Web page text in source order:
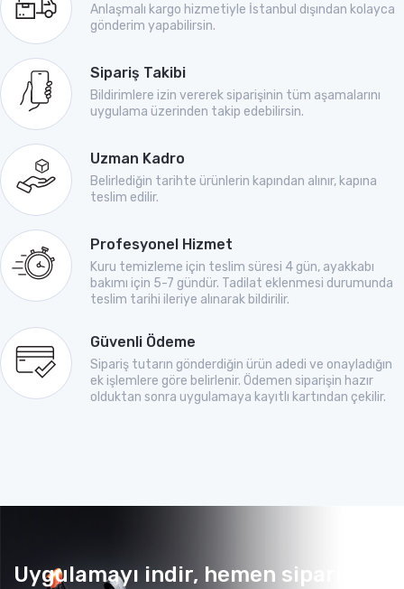
Anlaşmalı kargo hizmetiyle İstanbul dışından kolayca
gönderim yapabilirsin.
Sipariş Takibi
Bildirimlere izin vererek siparişinin tüm aşamalarını
uygulama üzerinden takip edebilirsin.
Uzman Kadro
Belirlediğin tarihte ürünlerin kapından alınır, kapına
teslim edilir.
Profesyonel Hizmet
Kuru temizleme için teslim süresi 4 gün, ayakkabı
bakımı için 5-7 gündür. Tadilat eklenmesi durumunda
teslim tarihi ileriye alınarak bildirilir.
Güvenli Ödeme
Sipariş tutarın gönderdiğin ürün adedi ve onayladığın
ek işlemlere göre belirlenir. Ödemen siparişin hazır
olduktan sonra uygulamaya kayıtlı kartından çekilir.
Uygulamayı indir, hemen sipariş